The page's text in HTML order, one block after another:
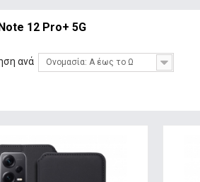
12 Pro+ 5G
ανά Ονομασία: Α έως το Ω